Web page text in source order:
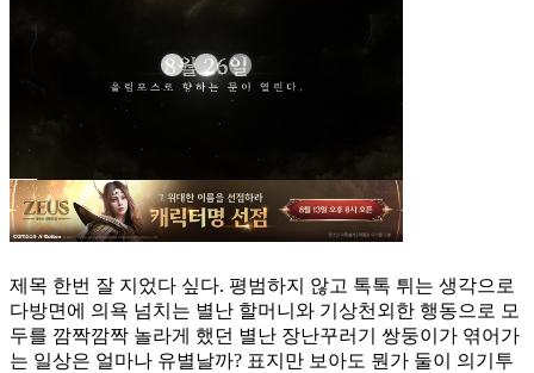
제목 한번 잘 지었다 싶다. 평범하지 않고 톡톡 튀는 생각으로
다방면에 의욕 넘치는 별난 할머니와 기상천외한 행동으로 모
두를 깜짝깜짝 놀라게 했던 별난 장난꾸러기 쌍둥이가 엮어가
는 일상은 얼마나 유별날까? 표지만 보아도 뭔가 둘이 의기투